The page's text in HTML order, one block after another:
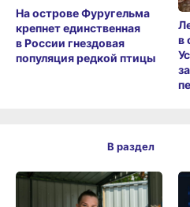
На острове Фуругельма
крепнет единственная
в России гнездовая
популяция редкой птицы
в
В раздел